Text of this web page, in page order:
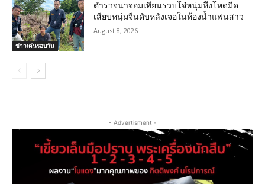
ข่าวเด่นรอบวัน
ตำรวจนาจอมเทียนรวบโจ๋หนุ่มหึงโหดมีด
เสียบหนุ่มจีนดับหลังเจอในห้องน้ำแฟนสาว
August 8, 2026
- Advertisment -